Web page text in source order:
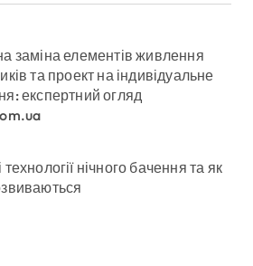
заміна елементів живлення
та проект на індивідуальне
експертний огляд
нічного бачення та як